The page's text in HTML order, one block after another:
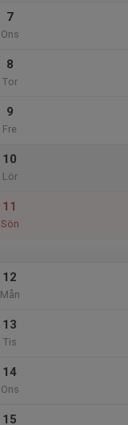
7
Ons
8
Tor
9
Fre
10
Lör
11
Sön
12
Mån
13
Tis
14
Ons
15